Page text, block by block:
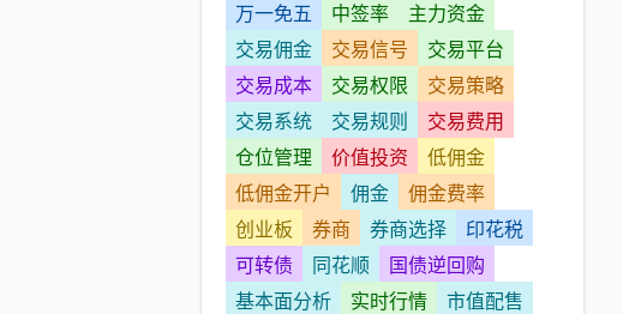
万一免五
中签率
主力资金
交易佣金
交易信号
交易平台
交易成本
交易权限
交易策略
交易系统
交易规则
交易费用
仓位管理
价值投资
低佣金
低佣金开户
佣金
佣金费率
创业板
券商 券商选择
印花税
可转债
同花顺
国债逆回购
基本面分析
实时行情
市值配售